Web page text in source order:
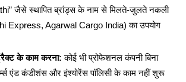
जैसे स्थापित ब्रांड्स के नाम से मिलते-जुलते नकली
Express, Agarwal Cargo India) का उपयोग
के काम करना: कोई भी प्रोफेशनल कंपनी बिना
एंड कंडीशंस और इंश्योरेंस पॉलिसी के काम नहीं शुरू